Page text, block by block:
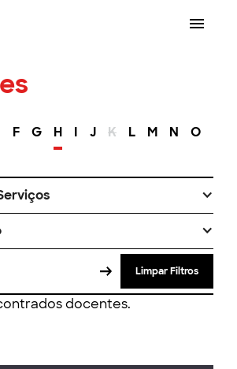
F G H I J K L M N O
Limpar Filtros
docentes.